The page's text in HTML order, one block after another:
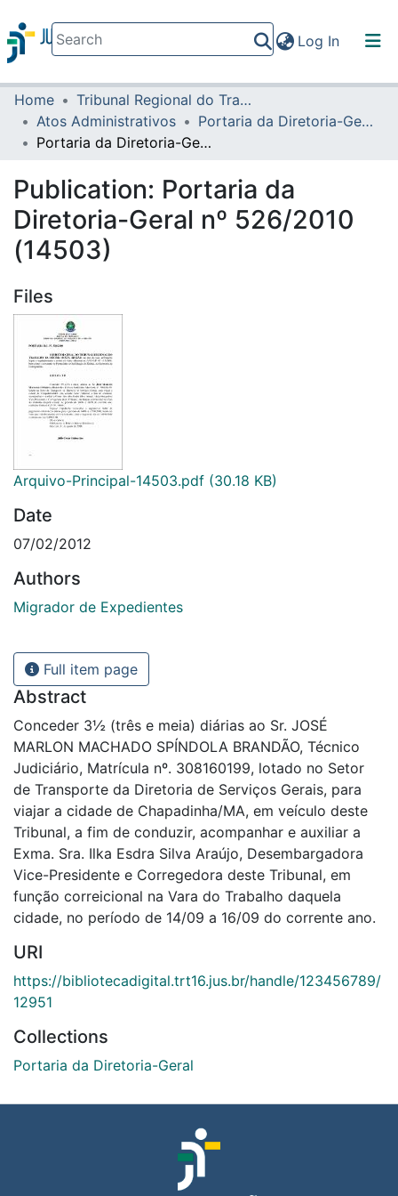
Log In(current)
Communities & Collections
All of DSpace
Home
Tribunal Regional do Trabalho da 16ª Região
Atos Administrativos
Portaria da Diretoria-Geral
Portaria da Diretoria-Geral nº 526/2010 (14503)
Publication: Portaria da
Diretoria-Geral nº 526/2010
(14503)
Files
Arquivo-Principal-14503.pdf (30.18 KB)
Date
07/02/2012
Authors
Migrador de Expedientes
Full item page
Abstract
Conceder 3½ (três e meia) diárias ao Sr. JOSÉ
MARLON MACHADO SPÍNDOLA BRANDÃO, Técnico
Judiciário, Matrícula nº. 308160199, lotado no Setor
de Transporte da Diretoria de Serviços Gerais, para
viajar a cidade de Chapadinha/MA, em veículo deste
Tribunal, a fim de conduzir, acompanhar e auxiliar a
Exma. Sra. Ilka Esdra Silva Araújo, Desembargadora
Vice-Presidente e Corregedora deste Tribunal, em
função correicional na Vara do Trabalho daquela
cidade, no período de 14/09 a 16/09 do corrente ano.
URI
https://bibliotecadigital.trt16.jus.br/handle/123456789/
12951
Collections
Portaria da Diretoria-Geral